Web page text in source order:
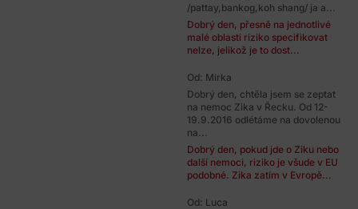
/pattay,bankog,koh shang/ ja a...
Dobrý den, přesně na jednotlivé
malé oblasti riziko specifikovat
nelze, jelikož je to dost...
Od: Mirka
Dobrý den, chtěla jsem se zeptat
na nemoc Zika v Řecku. Od 12-
19.9.2016 odlétáme na dovolenou
na...
Dobrý den, pokud jde o Ziku nebo
další nemoci, riziko je všude v EU
podobné. Zika zatím v Evropě...
Od: Luca